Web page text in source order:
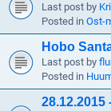
Last post by
Posted in Ost-
Hobo
Last post by
Posted in